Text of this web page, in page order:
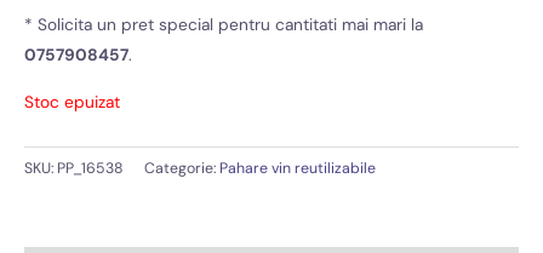
fost:
22,00 lei.
* Solicita un pret special pentru cantitati mai mari la
0757908457.
Stoc epuizat
SKU: PP_16538 Categorie: Pahare vin reutilizabile